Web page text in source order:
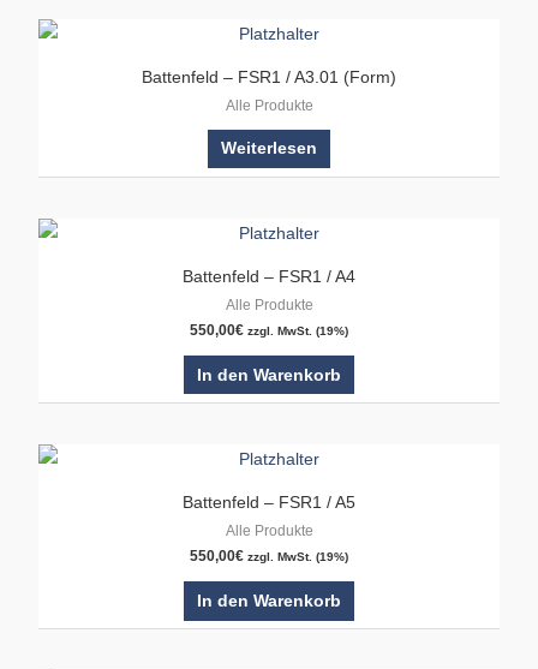
Battenfeld – FSR1 / A3.01 (Form)
Alle Produkte
Weiterlesen
Battenfeld – FSR1 / A4
Alle Produkte
550,00€ zzgl. MwSt. (19%)
In den Warenkorb
Battenfeld – FSR1 / A5
Alle Produkte
550,00€ zzgl. MwSt. (19%)
In den Warenkorb